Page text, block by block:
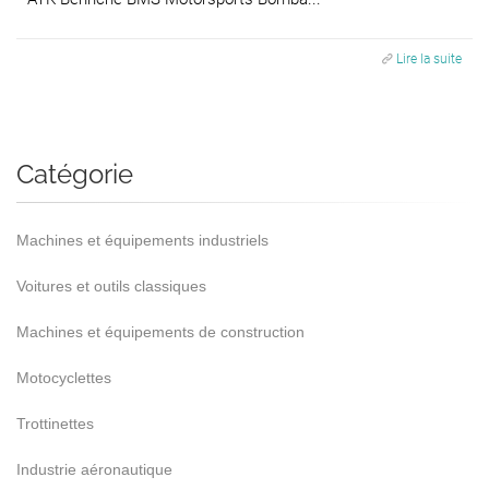
Lire la suite
Catégorie
Machines et équipements industriels
Voitures et outils classiques
Machines et équipements de construction
Motocyclettes
Trottinettes
Industrie aéronautique